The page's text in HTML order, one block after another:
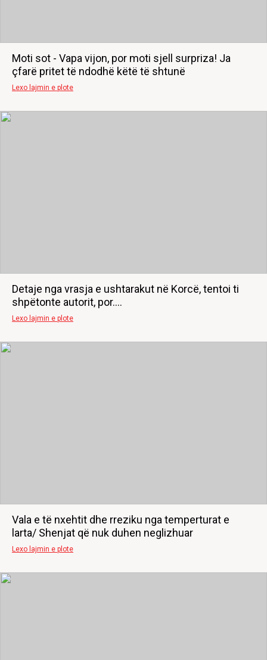
Moti sot - Vapa vijon, por moti sjell surpriza! Ja
çfarë pritet të ndodhë këtë të shtunë
Lexo lajmin e plote
Detaje nga vrasja e ushtarakut në Korcë, tentoi ti
shpëtonte autorit, por....
Lexo lajmin e plote
Vala e të nxehtit dhe rreziku nga temperturat e
larta/ Shenjat që nuk duhen neglizhuar
Lexo lajmin e plote